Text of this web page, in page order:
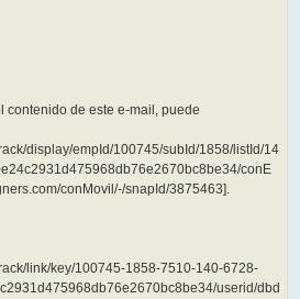
contenido de este e-mail, puede
display/empId/100745/subId/1858/listId/14
conE
conMovil/-/snapId/3875463].
link/key/100745-1858-7510-140-6728-
userid/dbd